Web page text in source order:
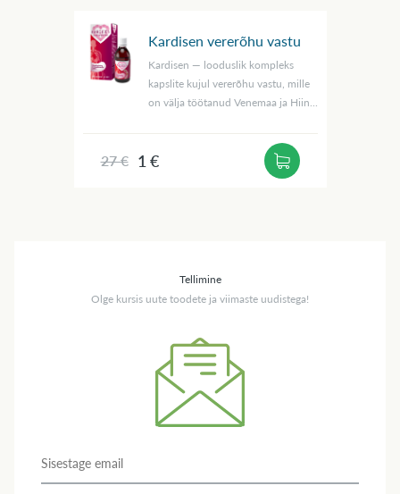
Kardisen vererõhu vastu
Kardisen — looduslik kompleks
kapslite kujul vererõhu vastu, mille
on välja töötanud Venemaa ja Hiin...
27 € 1 €
Tellimine
Olge kursis uute toodete ja viimaste uudistega!